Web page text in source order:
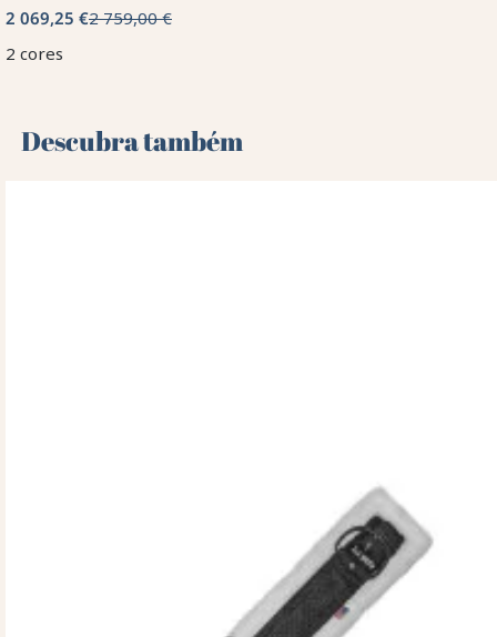
2 069,25 €2 759,00 €
2 cores
Descubra também 🌻